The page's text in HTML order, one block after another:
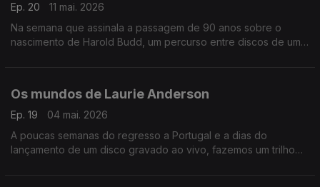
Ep. 20
11 mai. 2026
Na semana que assinala a passagem de 90 anos sobre o
nascimento de Harold Budd, um percurso entre discos de um
Os mundos de Laurie Anderson
Ep. 19
04 mai. 2026
A poucas semanas do regresso a Portugal e a dias do
lançamento de um disco gravado ao vivo, fazemos um trilho